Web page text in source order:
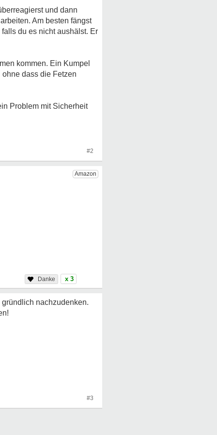
und dann
Am besten fängst
du es nicht aushälst. Er
kommen. Ein Kumpel
dass die Fetzen
Problem mit Sicherheit
#2
x 3
nachzudenken.
#3